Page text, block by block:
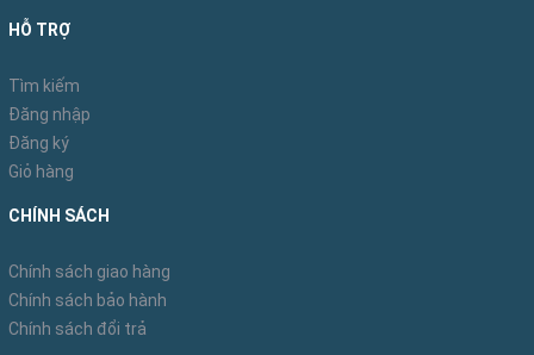
HỖ TRỢ
Tìm kiếm
Đăng nhập
Đăng ký
Giỏ hàng
CHÍNH SÁCH
Chính sách giao hàng
Chính sách bảo hành
Chính sách đổi trả